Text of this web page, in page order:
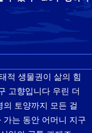
적 생물권이 삶의 힘
고향입니다 우린 더
토양까지 모든 걸
가는 동안 어머니 지구